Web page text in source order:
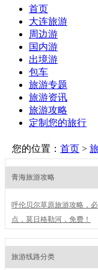
首页
大连旅游
周边游
国内游
出境游
包车
旅游专题
旅游资讯
旅游攻略
定制您的旅行
您的位置： 首页 >
青海旅游攻略
呼伦贝尔草原旅游攻略，
点，莫日格勒河，免费！
旅游线路分类